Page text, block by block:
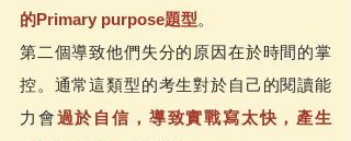
的Primary purpose題型。
第二個導致他們失分的原因在於時間的掌
控。通常這類型的考生對於自己的閱讀能
力會過於自信，導致實戰寫太快，產生